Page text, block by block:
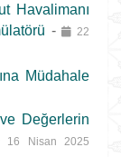
Havalimanı
-
22
Müdahale
Değerlerin
16 Nisan 2025